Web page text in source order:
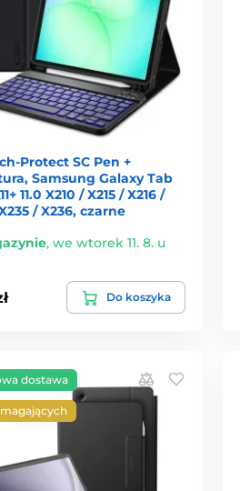
Protect SC Pen +
Samsung Galaxy Tab
11.0 X210 / X215 / X216 /
/ X236, czarne
, we wtorek 11. 8. u
Do koszyka
dostawa